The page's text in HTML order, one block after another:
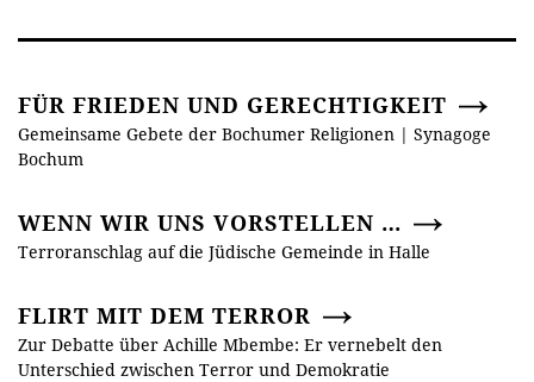
FÜR FRIEDEN UND GERECHTIGKEIT
Gemeinsame Gebete der Bochumer Religionen | Synagoge
Bochum
WENN WIR UNS VORSTELLEN …
Terroranschlag auf die Jüdische Gemeinde in Halle
FLIRT MIT DEM TERROR
Zur Debatte über Achille Mbembe: Er vernebelt den
Unterschied zwischen Terror und Demokratie